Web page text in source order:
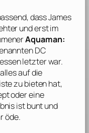
dassJames
und erst im
Aquaman:
DC
letzter war.
auf die
zu bieten hat,
oder eine
ist bunt und
öde.